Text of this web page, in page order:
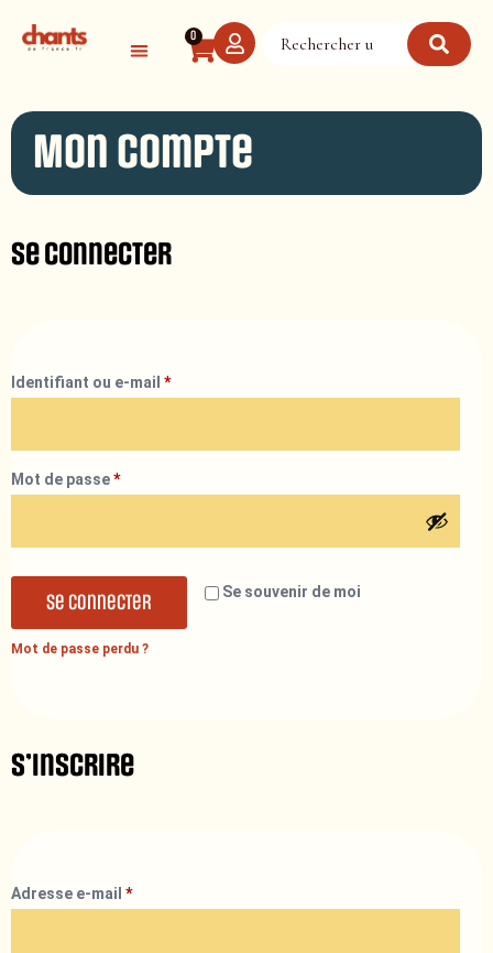
0
Mon compte
Se connecter
Identifiant ou e-mail *
Mot de passe*
Se souvenir de moi
Se connecter
Mot de passe perdu ?
S’inscrire
Adresse e-mail *